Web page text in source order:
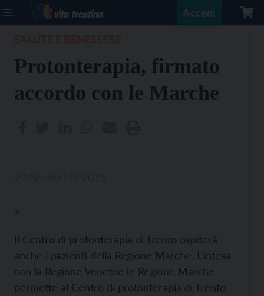
Accedi
Protonterapia, firmato
accordo con le Marche
>
Il Centro di protonterapia di Trento ospiterà
anche i pazienti della Regione Marche. L’intesa
con la Regione Venetoe le Regione Marche
permette al Centro di protonterapia di Trento